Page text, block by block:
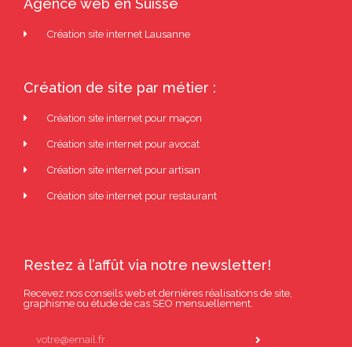
Agence web en Suisse
Création site internet Lausanne
Création de site par métier :
Création site internet pour maçon
Création site internet pour avocat
Création site internet pour artisan
Création site internet pour restaurant
Restez à l’affût via notre newsletter!
Recevez nos conseils web et dernières réalisations de site,
graphisme ou étude de cas SEO mensuellement.